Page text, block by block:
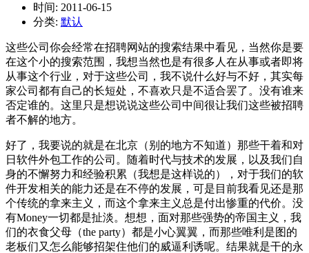
时间: 2011-06-15
分类: 默认
这些公司你会经常在招聘网站的搜索结果中看见，当然你是要
在这个小的搜索范围，我想当然也是有很多人在从事或者即将
从事这个行业，对于这些公司，我不说什么好与不好，其实每
家公司都有自己的长短处，不喜欢只是不适合罢了。没有谁来
否定谁的。这里只是想说说这些公司中间很让我们这些被招聘
者不解的地方。
好了，我要说的就是在北京（别的地方不知道）那些干着和对
日软件外包工作的公司。随着时代与技术的发展，以及我们自
身的不懈努力和经验积累（我想是这样说的），对于我们的软
件开发相关的能力还是在不停的发展，可是目前我看见还是那
个传统的拿来主义，而这个拿来主义总是付出惨重的代价。没
有Money一切都是扯淡。想想，面对那些强势的帝国主义，我
们的衣食父母（the party）都是小心翼翼，而那些唯利是图的
老板们又怎么能够招架住他们的威逼利诱呢。结果就是干的永